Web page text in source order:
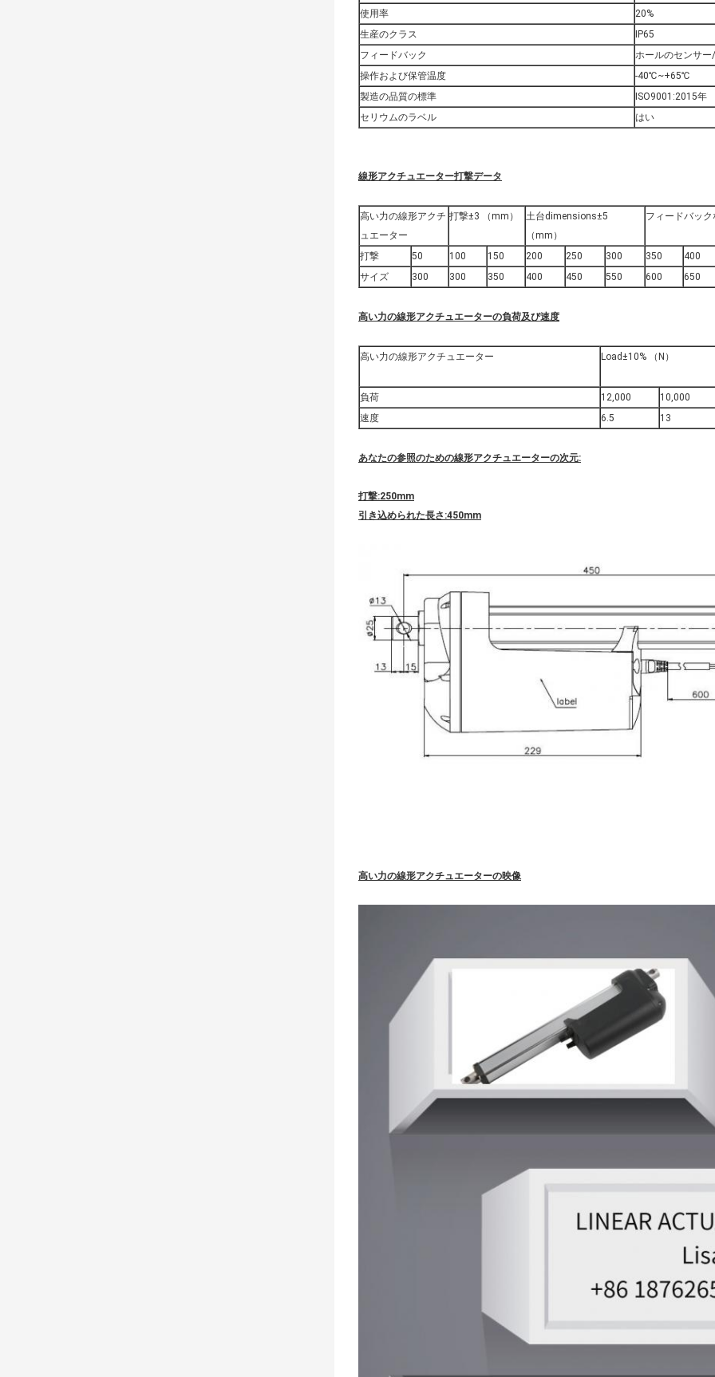
使用率
20%
生産のクラス
IP65
フィードバック
ホールのセンサー
操作および保管温度
-40℃~+65℃
製造の品質の標準
ISO9001:2015年
セリウムのラベル
はい
線形アクチュエーター打撃データ
高い力の線形アクチ
ュエーター
打撃±3 （mm）
土台dimensions±5
（mm）
フィードバッ
打撃 50 100 150 200 250 300 350
400
サイズ
300 300 350 400 450 550 600 650
高い力の線形アクチュエーターの負荷及び速度
高い力の線形アクチュエーター Load±10% （N）
負荷 12,000
10,000
速度
6.5 13
あなたの参照のための線形アクチュエーターの次元:
打撃:250mm
引き込められた長さ:450mm
高い力の線形アクチュエーターの映像